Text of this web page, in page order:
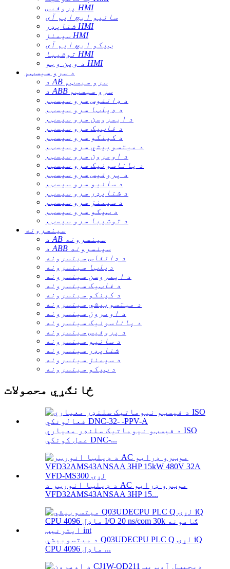
پروفیس HMI
سانیو ایچ ایم آی
شنایډر HMI
سیمنز HMI
ټیکو ایچ ایم آی
توشیبا HMI
د وین ویو HMI
د سرو سیسټم
د AB سرو سیسټم
د ABB سرو سیسټم
د ډانفوس سرو سیسټم
د ډیلټا سرو سیسټم
د ایمروسن سرو سیسټم
د فاټیک سرو سیسټم
د کینکو سرو سیسټم
د میتسوبیشي سرو سیسټم
د اومرون سرو سیسټم
د پاناسونیک سرو سیسټم
د پروفیس سرو سیسټم
د سانیو سرو سیسټم
د شنایډر سرو سیسټم
د سیمنز سرو سیسټم
د ټیکو سرو سیسټم
د توشیبا سرو سیسټم
سینسرونه
د AB سینسرونه
د ABB سینسرونه
د ډانفاس سینسرونه
دیلټا سینسرونه
د ایمروسن سینسرونه
د فاټیک سینسرونه
د کینکو سینسرونه
د میتسوبیشي سینسرونه
د اومرون سینسرونه
د پاناسونیک سینسرونه
د پروفیس سینسرونه
د سانیو سینسرونه
شنایډر سینسرونه
د سیمنز سینسرونه
د ټیکو سینسرونه
ځانګړي محصولات
د فیسټو نیوماتیک سلنډر معیاري ISO
عمل کونکي DNC-...
د ډیلټا انورټر د AC موټرو ډرایو
VFD32AMS43ANSAA 3HP 15...
د میتسوبیشي Q03UDECPU PLC Q لړۍ iQ
CPU ماډل 4096 ...